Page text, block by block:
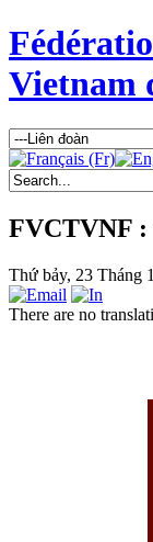
Vietnam
FVCTVNF :
Thứ bảy, 23 Tháng
There are no